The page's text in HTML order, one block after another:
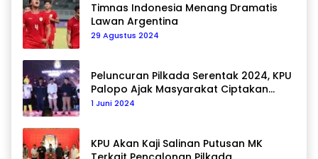
Timnas Indonesia Menang Dramatis
Lawan Argentina
29 Agustus 2024
Peluncuran Pilkada Serentak 2024, KPU
Palopo Ajak Masyarakat Ciptakan
Pilkada Damai
1 Juni 2024
KPU Akan Kaji Salinan Putusan MK